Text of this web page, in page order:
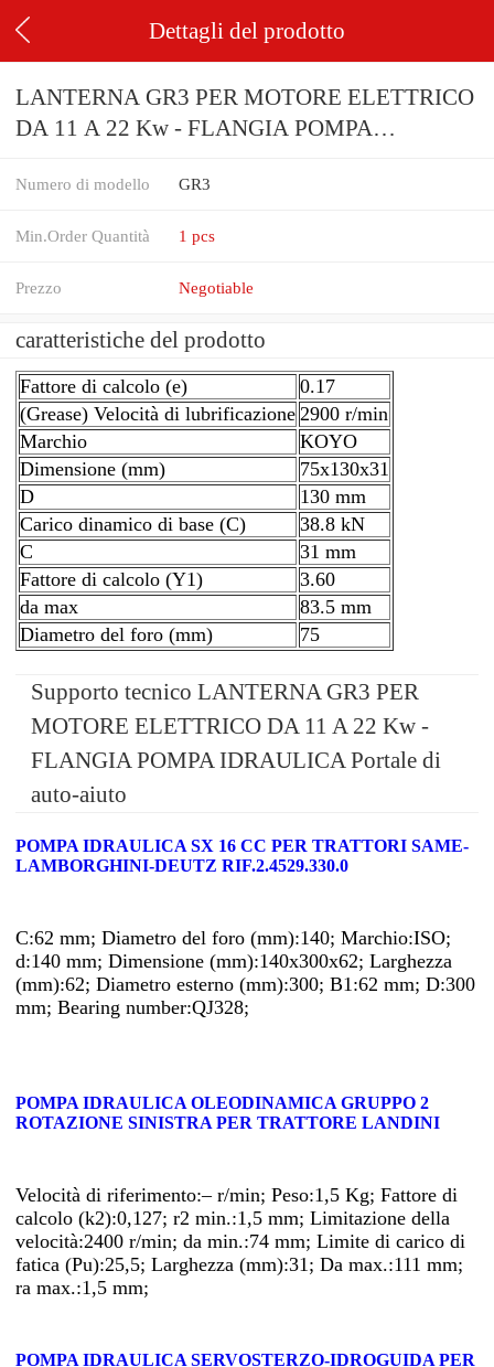
Dettagli del prodotto
LANTERNA GR3 PER MOTORE ELETTRICO
DA 11 A 22 Kw - FLANGIA POMPA
Numero di modello GR3
Min.Order Quantità 1 pcs
Prezzo Negotiable
caratteristiche del prodotto
Fattore di calcolo (e)
0.17
(Grease) Velocità di lubrificazione 2900 r/min
Marchio
KOYO
Dimensione (mm)
75x130x31
D
130 mm
Carico dinamico di base (C)
38.8 kN
C
31 mm
Fattore di calcolo (Y1)
3.60
da max
83.5 mm
Diametro del foro (mm)
75
Supporto tecnico LANTERNA GR3 PER
MOTORE ELETTRICO DA 11 A 22 Kw -
FLANGIA POMPA IDRAULICA Portale di
auto-aiuto
POMPA IDRAULICA SX 16 CC PER TRATTORI SAME-
LAMBORGHINI-DEUTZ RIF.2.4529.330.0
C:62 mm; Diametro del foro (mm):140; Marchio:ISO;
d:140 mm; Dimensione (mm):140x300x62; Larghezza
(mm):62; Diametro esterno (mm):300; B1:62 mm; D:300
mm; Bearing number:QJ328;
POMPA IDRAULICA OLEODINAMICA GRUPPO 2
ROTAZIONE SINISTRA PER TRATTORE LANDINI
Velocità di riferimento:– r/min; Peso:1,5 Kg; Fattore di
calcolo (k2):0,127; r2 min.:1,5 mm; Limitazione della
velocità:2400 r/min; da min.:74 mm; Limite di carico di
fatica (Pu):25,5; Larghezza (mm):31; Da max.:111 mm;
ra max.:1,5 mm;
POMPA IDRAULICA SERVOSTERZO-IDROGUIDA PER